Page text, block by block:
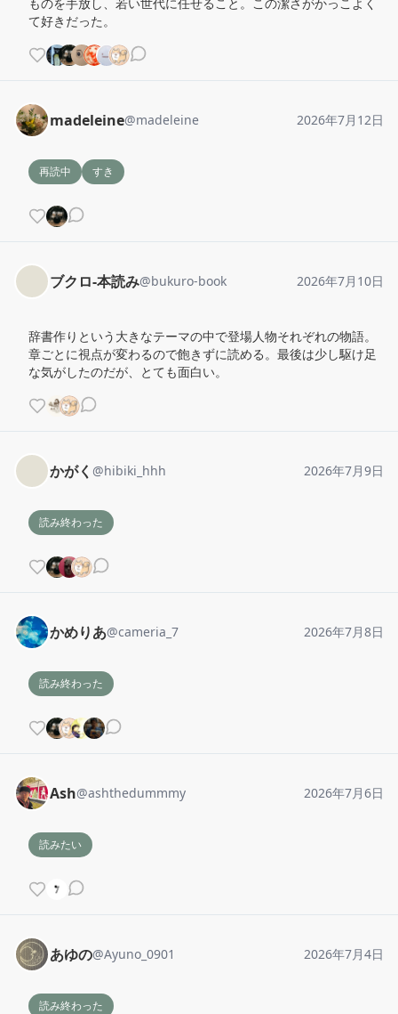
て好きだった。
madeleine@madeleine 2026年7月12日
再読中 すき
ブクロ-本読み@bukuro-book 2026年7月10日
辞書作りという大きなテーマの中で登場人物それぞれの物語。
章ごとに視点が変わるので飽きずに読める。最後は少し駆け足
な気がしたのだが、とても面白い。
かがく @hibiki_hhh 2026年7月9日
読み終わった
かめりあ@cameria_7 2026年7月8日
読み終わった
Ash@ashthedummmy 2026年7月6日
読みたい
あゆの@Ayuno_0901 2026年7月4日
読み終わった